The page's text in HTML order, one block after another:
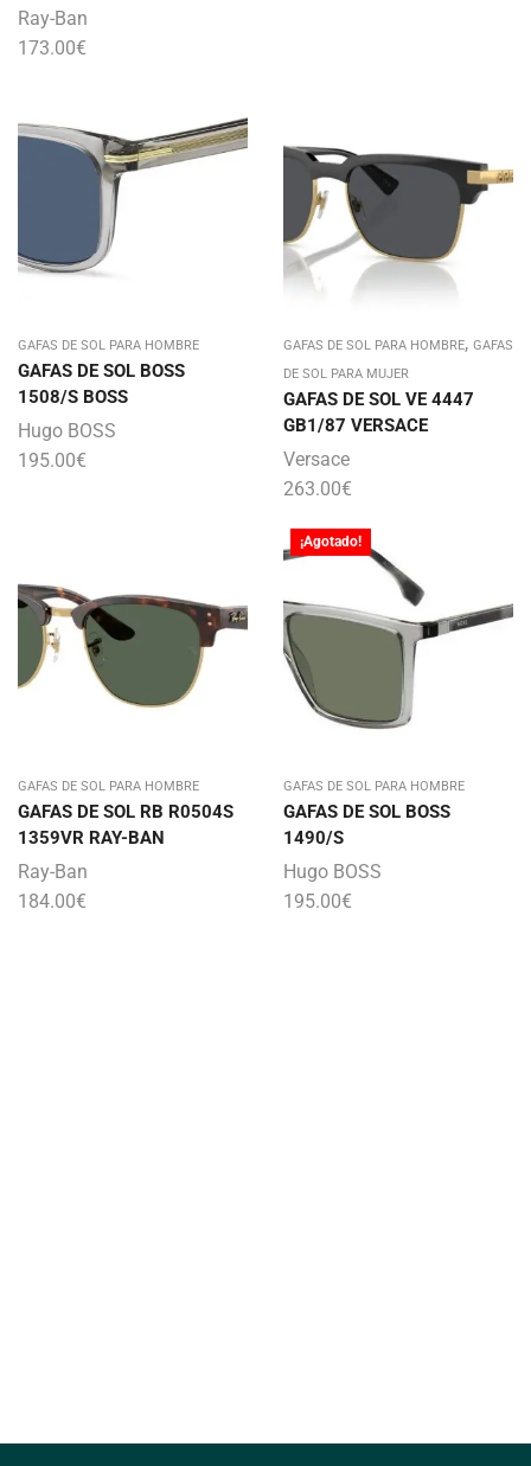
Ray-Ban
173.00€
GAFAS DE SOL PARA HOMBRE
GAFAS DE SOL BOSS
1508/S BOSS
Hugo BOSS
195.00€
GAFAS DE SOL PARA HOMBRE, GAFAS
DE SOL PARA MUJER
GAFAS DE SOL VE 4447
GB1/87 VERSACE
Versace
263.00€
GAFAS DE SOL PARA HOMBRE
GAFAS DE SOL RB R0504S
1359VR RAY-BAN
Ray-Ban
184.00€
¡Agotado!
GAFAS DE SOL PARA HOMBRE
GAFAS DE SOL BOSS
1490/S
Hugo BOSS
195.00€